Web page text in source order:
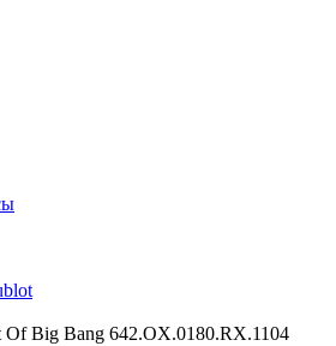
Big Bang 642.OX.0180.RX.1104